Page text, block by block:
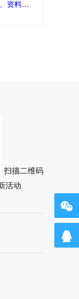
料及注
扫描二维码
活动